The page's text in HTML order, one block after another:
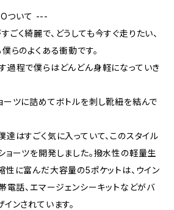
ついて ---
く綺麗で、どうしても今すぐ走りたい、
らのよくある衝動です。
過程で僕らはどんどん身軽になっていき
ーツに詰めてボトルを刺し靴紐を結んで
はすごく気に入っていて、このスタイル
ョーツを開発しました。撥水性の軽量生
性に富んだ大容量の5ポケットは、ウイン
電話、エマージェンシーキットなどがバ
ンされています。